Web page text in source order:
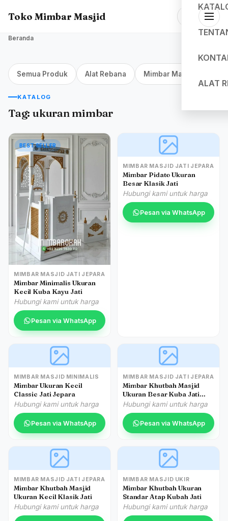
Toko Mimbar Masjid
ALAT
Beranda
Semua Produk Alat Rebana Mimbar Masjid Jakarta
KATALOG
Tag: ukuran mimbar
BEST SELLER
MIMBAR MASJID JATI JEPARA
Mimbar Minimalis Ukuran
Kecil Kuba Kayu Jati
Hubungi kami untuk harga
Pesan via WhatsApp
MIMBAR MASJID JATI JEPARA
Mimbar Pidato Ukuran
Besar Klasik Jati
Hubungi kami untuk harga
Pesan via WhatsApp
MIMBAR MASJID MINIMALIS
Mimbar Ukuran Kecil
Classic Jati Jepara
Hubungi kami untuk harga
Pesan via WhatsApp
MIMBAR MASJID JATI JEPARA
Mimbar Khutbah Masjid
Ukuran Besar Kuba Jati
Jepara
Hubungi kami untuk harga
Pesan via WhatsApp
MIMBAR MASJID JATI JEPARA
Mimbar Khutbah Masjid
Ukuran Kecil Klasik Jati
Hubungi kami untuk harga
MIMBAR MASJID UKIR
Mimbar Khutbah Ukuran
Standar Atap Kubah Jati
Hubungi kami untuk harga